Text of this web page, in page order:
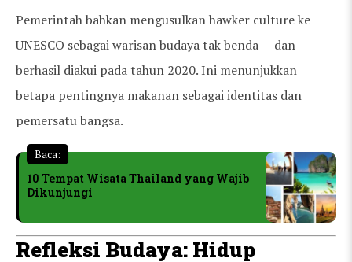
Pemerintah bahkan mengusulkan hawker culture ke
UNESCO sebagai warisan budaya tak benda — dan
berhasil diakui pada tahun 2020. Ini menunjukkan
betapa pentingnya makanan sebagai identitas dan
pemersatu bangsa.
Baca:
10 Tempat Wisata Thailand yang Wajib
Dikunjungi
Refleksi Budaya: Hidup